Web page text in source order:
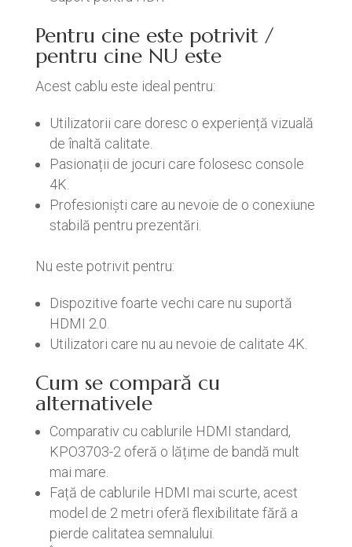
Pentru cine este potrivit /
pentru cine NU este
Acest cablu este ideal pentru:
Utilizatorii care doresc o experiență vizuală
de înaltă calitate.
Pasionații de jocuri care folosesc console
4K.
Profesioniști care au nevoie de o conexiune
stabilă pentru prezentări.
Nu este potrivit pentru:
Dispozitive foarte vechi care nu suportă
HDMI 2.0.
Utilizatori care nu au nevoie de calitate 4K.
Cum se compară cu
alternativele
Comparativ cu cablurile HDMI standard,
KPO3703-2 oferă o lățime de bandă mult
mai mare.
Față de cablurile HDMI mai scurte, acest
model de 2 metri oferă flexibilitate fără a
pierde calitatea semnalului.